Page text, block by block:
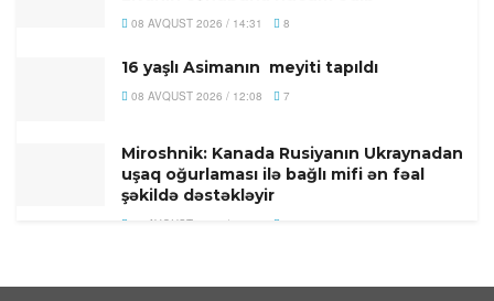
08 AVQUST 2026 / 14:31 8
16 yaşlı Asimanın meyiti tapıldı
08 AVQUST 2026 / 12:08 7
Miroshnik: Kanada Rusiyanın Ukraynadan
uşaq oğurlaması ilə bağlı mifi ən fəal
şəkildə dəstəkləyir
08 AVQUST 2026 / 11:58
ələ keçirilib